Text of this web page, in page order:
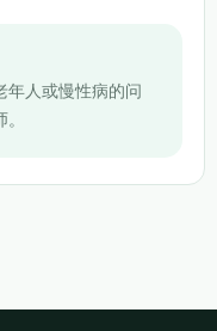
年人或慢性病的问